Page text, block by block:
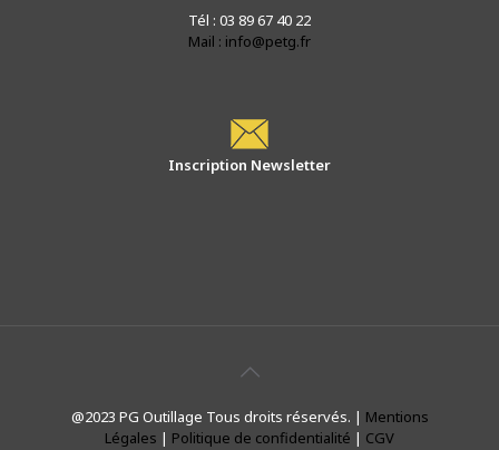
Tél : 03 89 67 40 22
Mail : info@petg.fr
Inscription Newsletter
@2023 PG Outillage Tous droits réservés. | Mentions
Légales | Politique de confidentialité | CGV